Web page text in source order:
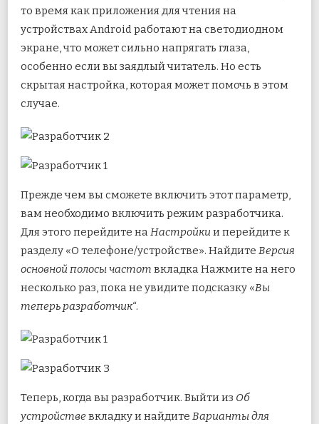
то время как приложения для чтения на
устройствах Android работают на светодиодном
экране, что может сильно напрягать глаза,
особенно если вы заядлый читатель. Но есть
скрытая настройка, которая может помочь в этом
случае.
Прежде чем вы сможете включить этот параметр,
вам необходимо включить режим разработчика.
Для этого перейдите наНастройки и перейдите к
разделу «О телефоне/устройстве». Найдите Версия
основной полосы частот вкладка Нажмите на него
несколько раз, пока не увидите подсказку «Вы
теперь разработчик“.
Теперь, когда вы разработчик. Выйти из Об
устройствевкладку и найдите Варианты для